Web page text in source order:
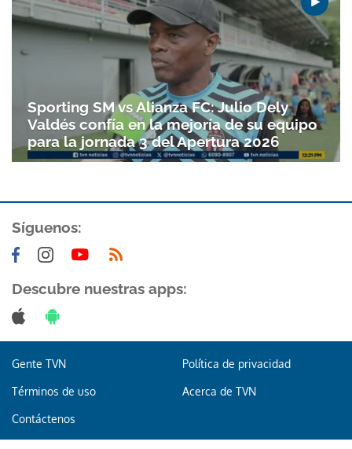
Gracias por suscribirte a nuestro boletín.
Sporting SM vs Alianza FC: Julio Dely
Valdés confía en la mejoría de su equipo
para la jornada 3 del Apertura 2026
Síguenos:
Descubre nuestras apps:
Gente TVN Política de privacidad
Términos de uso Acerca de TVN
Contáctenos